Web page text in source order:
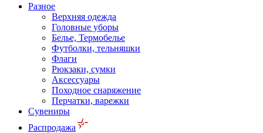
Разное
Верхняя одежда
Головные уборы
Белье, Термобелье
Футболки, тельняшки
Флаги
Рюкзаки, сумки
Аксессуары
Походное снаряжение
Перчатки, варежки
Сувениры
Распродажа